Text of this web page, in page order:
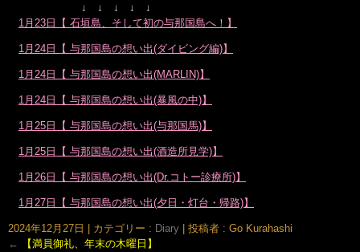
↓ ↓ ↓ ↓ ↓
1月23日【 石垣島、そして初の与那国島へ！】
1月24日【 与那国島の想い出(ダイビング編)】
1月24日【 与那国島の想い出(MARLIN)】
1月24日【 与那国島の想い出(暴風の中)】
1月25日【 与那国島の想い出(与那国馬)】
1月25日【 与那国島の想い出(酒造所見学)】
1月26日【 与那国島の想い出(Dr.コトー診療所)】
1月27日【 与那国島の想い出(夕日・灯台・帰路)】
2024年12月27日 カテゴリー : Diary
投稿者 : Go Kurahashi
←
【満員御礼、年末の木曜日】